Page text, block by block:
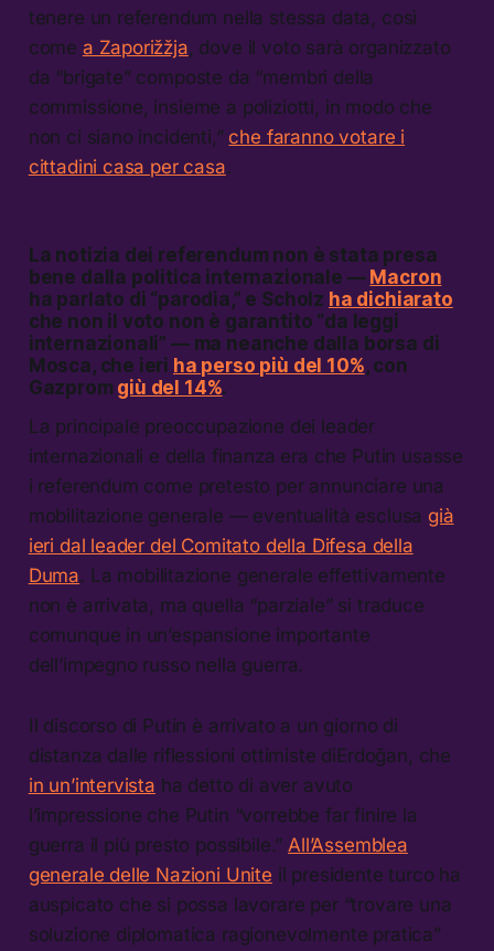
tenere un referendum nella stessa data, così
come a Zaporižžja , dove il voto sarà organizzato
da “brigate” composte da “membri della
commissione, insieme a poliziotti, in modo che
non ci siano incidenti,” che faranno votare i
cittadini casa per casa.
La notizia dei referendum non è stata presa
bene dalla politica internazionale — Macron
ha parlato di “parodia,” e Scholz ha dichiarato
che non il voto non è garantito “da leggi
internazionali” — ma neanche dalla borsa di
Mosca, che ieri ha perso più del 10%, con
Gazprom giù del 14%.
La principale preoccupazione dei leader
internazionali e della finanza era che Putin usasse
i referendum come pretesto per annunciare una
mobilitazione generale — eventualità esclusa già
ieri dal leader del Comitato della Difesa della
Duma. La mobilitazione generale effettivamente
non è arrivata, ma quella “parziale” si traduce
comunque in un’espansione importante
dell’impegno russo nella guerra.
Il discorso di Putin è arrivato a un giorno di
distanza dalle riflessioni ottimiste diErdoğan, che
in un’intervista ha detto di aver avuto
l’impressione che Putin “vorrebbe far finire la
guerra il più presto possibile.” All’Assemblea
generale delle Nazioni Unite il presidente turco ha
auspicato che si possa lavorare per “trovare una
soluzione diplomatica ragionevolmente pratica”